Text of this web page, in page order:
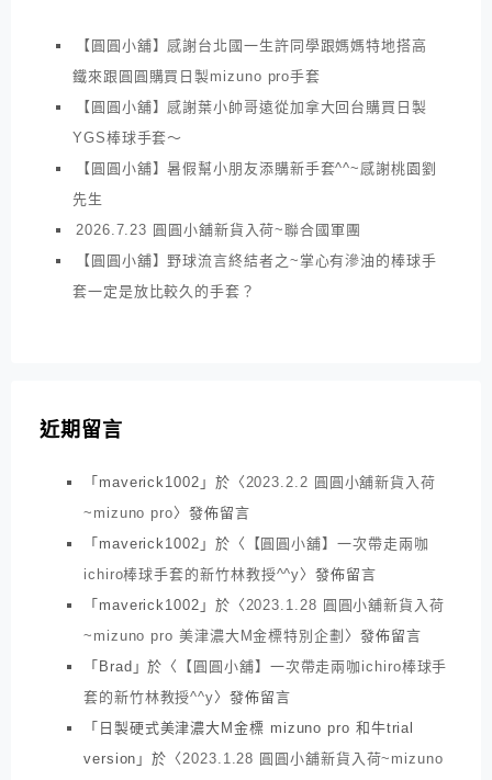
【圓圓小舖】感謝台北國一生許同學跟媽媽特地搭高
鐵來跟圓圓購買日製mizuno pro手套
【圓圓小舖】感謝葉小帥哥遠從加拿大回台購買日製
YGS棒球手套～
【圓圓小舖】暑假幫小朋友添購新手套^^~感謝桃園劉
先生
2026.7.23 圓圓小舖新貨入荷~聯合國軍團
【圓圓小舖】野球流言終結者之~掌心有滲油的棒球手
套一定是放比較久的手套？
近期留言
「 maverick1002 」於〈2023.2.2 圓圓小舖新貨入荷
~mizuno pro〉發佈留言
「 maverick1002 」於〈
【圓圓小舖】一次帶走兩咖
ichiro棒球手套的新竹林教授^^y〉發佈留言
「 maverick1002 」於〈2023.1.28 圓圓小舖新貨入荷
~mizuno pro 美津濃大M金標特別企劃 〉發佈留言
「 Brad 」於〈
【圓圓小舖】一次帶走兩咖ichiro棒球手
套的新竹林教授^^y〉發佈留言
「 日製硬式美津濃大M金標 mizuno pro 和牛trial
version 」於〈2023.1.28 圓圓小舖新貨入荷~mizuno